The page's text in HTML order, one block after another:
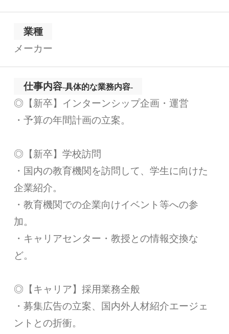
業種
メーカー
仕事内容-具体的な業務内容-
◎【新卒】インターンシップ企画・運営
・予算の年間計画の立案。
◎【新卒】学校訪問
・国内の教育機関を訪問して、学生に向けた
企業紹介。
・教育機関での企業向けイベント等への参
加。
・キャリアセンター・教授との情報交換な
ど。
◎【キャリア】採用業務全般
・募集広告の立案、国内外人材紹介エージェ
ントとの折衝。